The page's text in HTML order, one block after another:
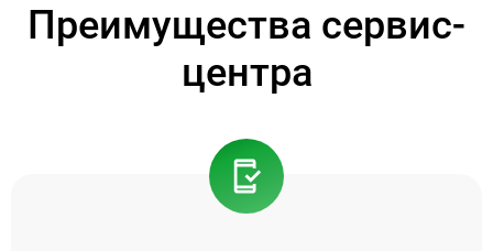
Преимущества сервис-
центра